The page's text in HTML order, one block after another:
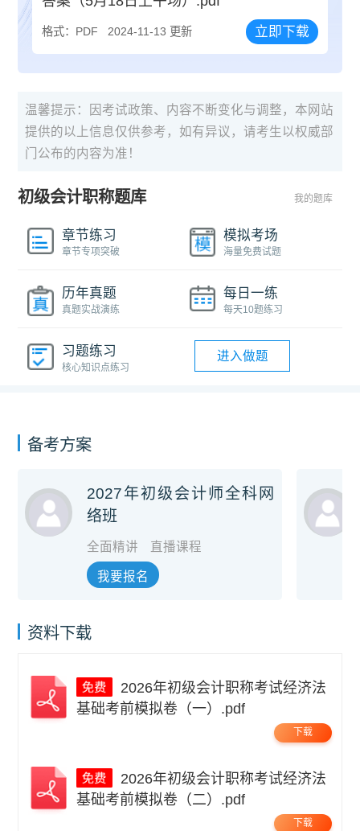
格式：PDF 2024-11-13 更新 立即下载
温馨提示：因考试政策、内容不断变化与调整，本网站
提供的以上信息仅供参考，如有异议，请考生以权威部
门公布的内容为准！
初级会计职称题库 我的题库
章节练习
章节专项突破
模拟考场
海量免费试题
历年真题
真题实战演练
每日一练
每天10题练习
习题练习
核心知识点练习
进入做题
备考方案
2027年初级会计师全科网
络班
全面精讲 直播课程
我要报名
资料下载
基础考前模拟卷（一）.pdf
下载
基础考前模拟卷（二）.pdf
下载